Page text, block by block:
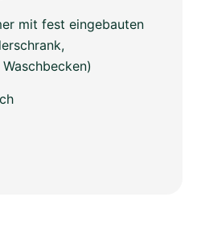
mit fest eingebauten